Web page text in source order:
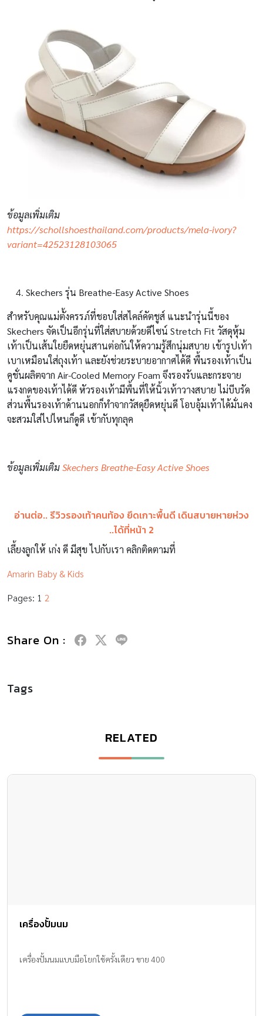
ข้อมูลเพิ่มเติม
https://schollshoesthailand.com/products/mela-ivory?
variant=42523128103065
Skechers รุ่น Breathe-Easy Active Shoes
สำหรับคุณแม่ตั้งครรภ์ที่ชอบใส่สไคล์คัตชูส์ แนะนำรุ่นนี้ของ
Skechers จัดเป็นอีกรุ่นที่ใส่สบายด้วยดีไซน์ Stretch Fit วัสดุหุ้ม
เท้าเป็นเส้นใยยืดหยุ่นสานต่อกันให้ความรู้สึกนุ่มสบาย เข้ารูปเท้า
เบาเหมือนใส่ถุงเท้า และยังช่วยระบายอากาศได้ดี พื้นรองเท้าเป็น
คูชั่นผลิตจาก Air-Cooled Memory Foam จึงรองรับและกระจาย
แรงกดของเท้าได้ดี หัวรองเท้ามีพื้นที่ให้นิ้วเท้าวางสบาย ไม่บีบรัด
ส่วนพื้นรองเท้าด้านนอกก็ทำจากวัสดุยืดหยุ่นดี โอบอุ้มเท้าได้มั่นคง
จะสวมใส่ไปไหนก็ดูดี เข้ากับทุกลุค
ข้อมูลเพิ่มเติมSkechers Breathe-Easy Active Shoes
อ่านต่อ.. รีวิวรองเท้าคนท้อง ยึดเกาะพื้นดี เดินสบายหายห่วง
..ได้ที่หน้า 2
เลี้ยงลูกให้ เก่ง ดี มีสุข ไปกับเรา คลิกติดตามที่
Amarin Baby & Kids
Pages: 1 2
Share On :
Tags
RELATED
เครื่องปั้มนม
เครื่องปั้มนมแบบมือโยกใช้ครั้งเดียว ขาย 400